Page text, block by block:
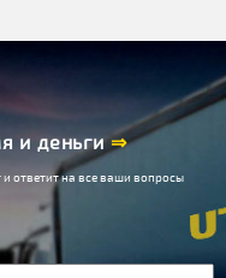
и деньги⇒
ответит на все ваши вопросы